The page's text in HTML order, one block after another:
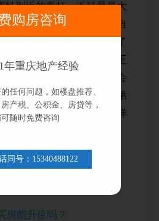
特别近的青杠，无疑是最大
为青杠一直都是以白菜价自
山房价最最最便宜的区域了
怎么涨价。那么站前规划正
青杠的发展，可能有的人会
，其实不然，要知道重庆第
将围绕青杠来打造哦。这样
，对此你怎么看待？
吗？
房能升值吗？
购房咨询
年重庆地产经验
任何问题，如楼盘推荐、
产税、公积金、房贷等，
随时免费咨询
同号：15340488122